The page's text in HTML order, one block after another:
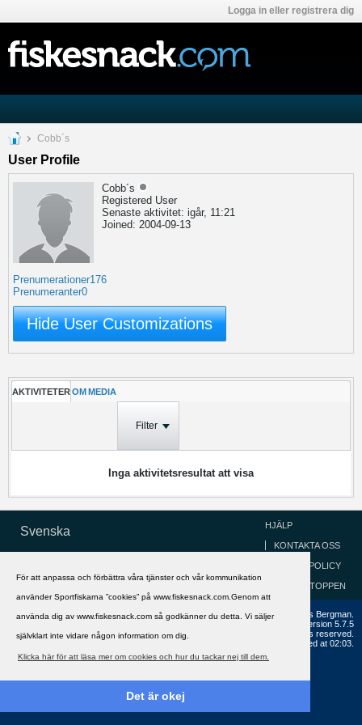
För att anpassa och förbättra våra tjänster och vår kommunikation
använder Sportfiskarna ”cookies” på www.fiskesnack.com.Genom att
använda dig av www.fiskesnack.com så godkänner du detta. Vi säljer
självklart inte vidare någon information om dig.
Klicka här för att läsa mer om cookies och hur du tackar nej till dem.
Det är okej
Logga in eller registrera dig
Cobb´s
User Profile
Cobb´s
Registered User
Senaste aktivitet: igår, 11:21
Joined: 2004-09-13
Prenumerationer176
Prenumeranter0
Hide User Customizations
AKTIVITETER OM MEDIA
Filter
Inga aktivitetsresultat att visa
Svenska HJÄLP
KONTAKTA OSS
COOKIEPOLICY
GÅ TILL TOPPEN
Copyright ©2002 - 2021, FiskeSnack.com. Grundad 2002 av Anders Bergman.
vBulletin®
Version 5.7.5
Copyright © 2026 MH Sub I, LLC dba vBulletin. All rights reserved.
All times are GMT+1. This page was generated at 02:03.